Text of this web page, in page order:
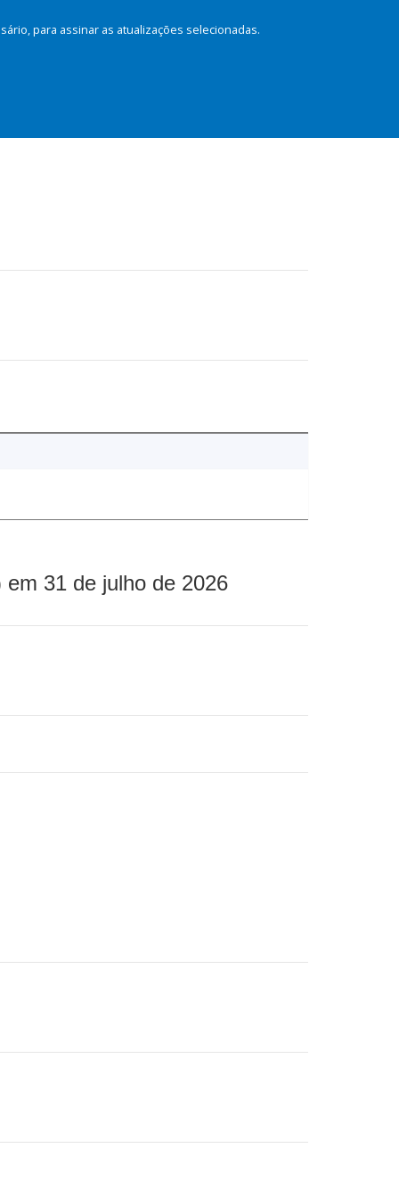
para assinar as atualizações selecionadas.
31 de julho de 2026